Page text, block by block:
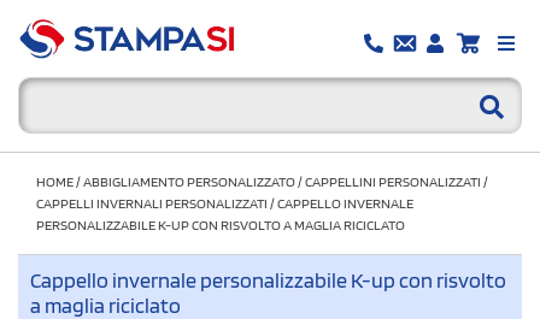
HOME/ABBIGLIAMENTO PERSONALIZZATO/CAPPELLINI PERSONALIZZATI /
CAPPELLI INVERNALI PERSONALIZZATI /CAPPELLO INVERNALE
PERSONALIZZABILE K-UP CON RISVOLTO A MAGLIA RICICLATO
Cappello invernale personalizzabile K-up con risvolto
a maglia riciclato